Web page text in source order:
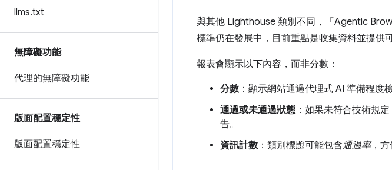
llms.txt
無障礙功能
代理的無障礙功能
版面配置穩定性
版面配置穩定性
與其他 Lighthouse 類別不同，「Agentic
標準仍在發展中，目前重點是收集資料並提供
報表會顯示以下內容，而非分數：
分數：顯示網站通過代理式 AI 準備程度
通過或未通過狀態：如果未符合技術規
告。
資訊計數：類別標題可能包含通過率，方